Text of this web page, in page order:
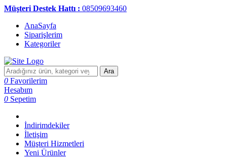
Müşteri Destek Hattı : 08509693460
AnaSayfa
Siparişlerim
Kategoriler
Ara
0 Favorilerim
Hesabım
0 Sepetim
İndirimdekiler
İletişim
Müşteri Hizmetleri
Yeni Ürünler